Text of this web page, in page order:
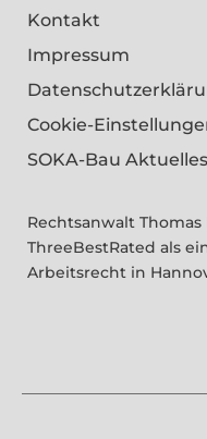
Kontakt
Impressum
Cookie-
SOKA-Bau Aktuelles
Rechtsanwalt
ThreeBestRated als
Arbeitsrecht in